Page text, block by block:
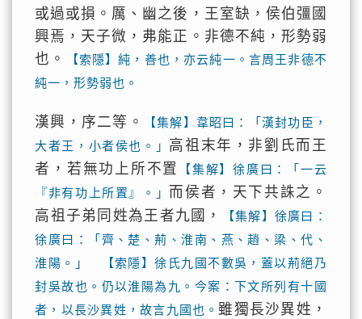
或過或損。厲、幽之後，王室缺，侯伯彊國
興焉，天子微，弗能正。非德不純，形勢弱
也。
【索隱】純，善也，亦云純一。言周王非德不
純一，形勢弱也。
漢興，序二等。
【集解】韋昭曰：「漢封功臣，
大者王，小者侯也。」 高祖末年，非劉氏而王
者，若無功上所不置
【集解】徐廣曰：「一云
『非有功上所置』。」 而侯者，天下共誅之。
高祖子弟同姓為王者九國，
【集解】徐廣曰：
徐廣曰：「齊、楚、荊、淮南、燕、趙、梁、代、
淮陽。」 【索隱】徐氏九國不數吳，蓋以荊絕乃
封吳故也。仍以淮陽為九。今案：下文所列有十國
者，以長沙異姓，故言九國也。 雖獨長沙異姓，